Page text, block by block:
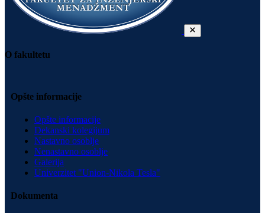
O fakultetu
Opšte informacije
Opšte informacije
Dekanski kolegijum
Nastavno osoblje
Nenastavno osoblje
Galerija
Univerzitet "Union-Nikola Tesla"
Dokumenta